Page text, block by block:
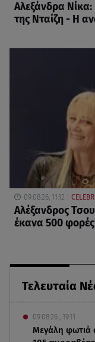
Τελευταία
09.08.26 , 19:11
Μεγάλη φωτιά
Αλεξάνδρα
της Νταίζη - Η
09.08.26, 11:12
Αλέξανδρος
έκανα 500